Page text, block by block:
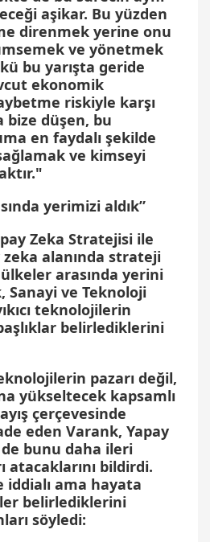
aşikar. Bu yüzden
direnmek yerine onu
ve yönetmek
bu yarışta geride
ekonomik
riskiyle karşı
bize düşen, bu
en faydalı şekilde
ve kimseyi
yerimizi aldık”
Zeka Stratejisi ile
alanında strateji
ülkeler arasında yerini
Sanayi ve Teknoloji
teknolojilerin
belirlediklerini
pazarı değil,
yükseltecek kapsamlı
çerçevesinde
eden Varank, Yapay
bunu daha ileri
atacaklarını bildirdi.
ama hayata
belirlediklerini
söyledi: